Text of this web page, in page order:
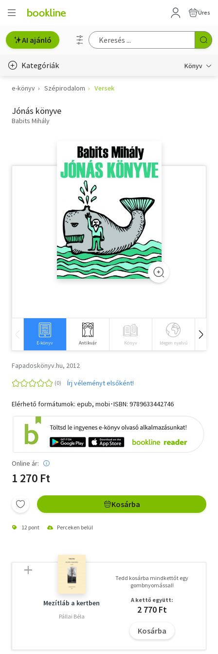
Üres
AI ajánló
Kategóriák Könyv
Életmód, egészség
Erotika
Szótár, nyelvkönyv
Tankönyv, segédkönyv
Társadalomtudomány
Történelem
e-könyv Szépirodalom Versek
Jónás könyve
Babits Mihály
E-könyv Antikvár Könyv Idegen nyelvű
Fapadoskönyv.hu, 2012
Írj véleményt elsőként!
Elérhető formátumok: epub, mobi･ISBN: 9789633442746
Online ár:
1 270 Ft
Kosárba
12 pont Perceken belül
Mezítláb a kertben
Pállai Béla
Tedd kosárba mindkettőt egy
gombnyomással!
A kettő együtt:
2 770 Ft
Kosárba